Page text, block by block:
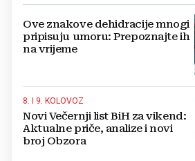
Ove znakove dehidracije mnogi
pripisuju umoru: Prepoznajte ih
na vrijeme
8. I 9. KOLOVOZ
Novi Večernji list BiH za vikend:
Aktualne priče, analize i novi
broj Obzora